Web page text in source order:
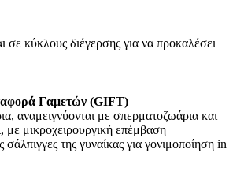
σε κύκλους διέγερσης για να προκαλέσει
Γαμετών (GIFT)
αναμειγνύονται με σπερματοζωάρια και
με μικροχειρουργική επέμβαση
της γυναίκας για γονιμοποίηση in